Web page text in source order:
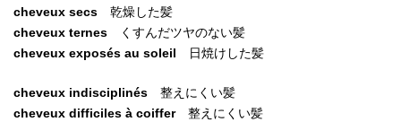
cheveux secs 乾燥した髪
cheveux ternes くすんだツヤのない髪
cheveux exposés au soleil 日焼けした髪
cheveux indisciplinés 整えにくい髪
cheveux difficiles à coiffer整えにくい髪